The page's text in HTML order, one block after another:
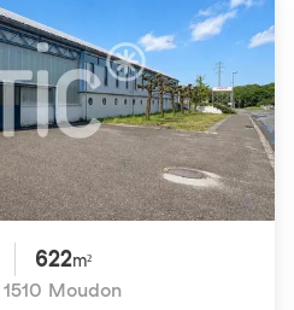
622m²
1510 Moudon